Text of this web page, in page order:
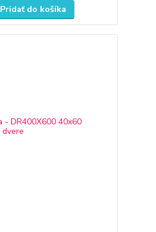
Pridať do košíka